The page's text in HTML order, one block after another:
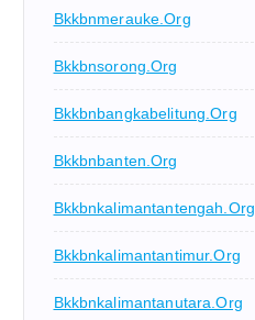
Bkkbnmerauke.org
Bkkbnsorong.org
Bkkbnbangkabelitung.org
Bkkbnbanten.org
Bkkbnkalimantantengah.org
Bkkbnkalimantantimur.org
Bkkbnkalimantanutara.org